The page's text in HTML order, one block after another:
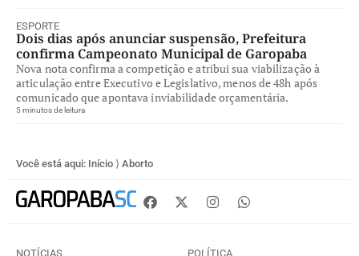
ESPORTE
Dois dias após anunciar suspensão, Prefeitura
confirma Campeonato Municipal de Garopaba
Nova nota confirma a competição e atribui sua viabilização à
articulação entre Executivo e Legislativo, menos de 48h após
comunicado que apontava inviabilidade orçamentária.
5 minutos de leitura
Você está aqui: Início ⟩ Aborto
NOTÍCIAS
POLÍTICA